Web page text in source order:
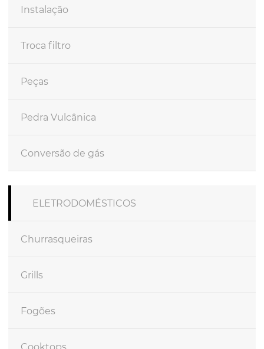
Instalação
Troca filtro
Peças
Pedra Vulcânica
Conversão de gás
ELETRODOMÉSTICOS
Churrasqueiras
Grills
Fogões